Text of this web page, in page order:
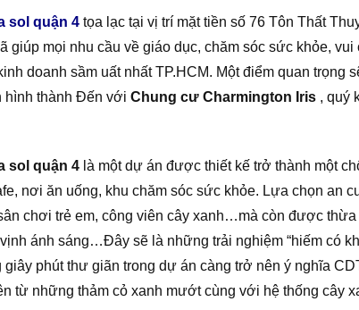
sol quận 4 tọa lạc tại vị trí mặt tiền số 76 Tôn Thất
giúp mọi nhu cầu về giáo dục, chăm sóc sức khỏe,
doanh sầm uất nhất TP.HCM. Một điểm quan trọng
hình thành Đến với Chung cư Charmington Iris , quý
sol quận 4 là một dự án được thiết kế trở thành một
nơi ăn uống, khu chăm sóc sức khỏe. Lựa chọn
chơi trẻ em, công viên cây xanh…mà còn được
ánh sáng…Đây sẽ là những trải nghiệm “hiếm có
phút thư giãn trong dự án càng trở nên ý nghĩa
từ những thảm cỏ xanh mướt cùng với hệ thống cây